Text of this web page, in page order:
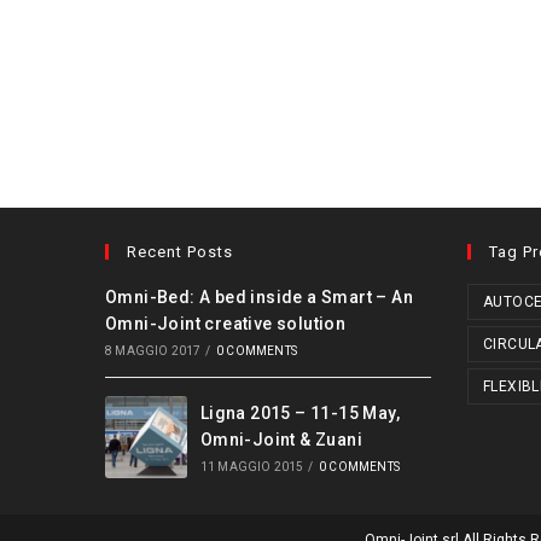
Recent Posts
Omni-Bed: A bed inside a Smart – An
Omni-Joint creative solution
8 MAGGIO 2017 / 0 COMMENTS
Ligna 2015 – 11-15 May,
Omni-Joint & Zuani
11 MAGGIO 2015 / 0 COMMENTS
Tag